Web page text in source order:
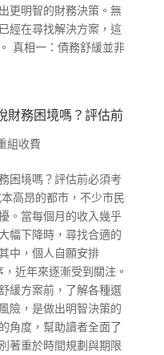
更明智的財務決策。無
經在尋找解決方案，這
真相一：債務舒緩並非
財務困境嗎？評估前
組收費
困境嗎？評估前必須考
高昂的都市，不少市民
。當每個月的收入幾乎
幅下降時，尋找合適的
中，個人自願安排
，近年來逐漸受到關注。
緩方案前，了解各種選
險，是做出明智決策的
角度，幫助讀者全面了
著重於時間規劃與期限